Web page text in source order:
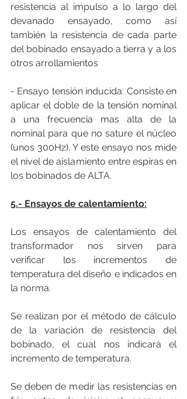
resistencia al impulso a lo largo del
devanado ensayado, como así
también la resistencia de cada parte
del bobinado ensayado a tierra y a los
otros arrollamientos
- Ensayo tensión inducida: Consiste en
aplicar el doble de la tensión nominal
a una frecuencia mas alta de la
nominal para que no sature el núcleo
(unos 300Hz). Y este ensayo nos mide
el nivel de aislamiento entre espiras en
los bobinados de ALTA.
5.- Ensayos de calentamiento:
Los ensayos de calentamiento del
transformador nos sirven para
verificar los incrementos de
temperatura del diseño e indicados en
la norma.
Se realizan por el método de cálculo
de la variación de resistencia del
bobinado, el cual nos indicará el
incremento de temperatura.
Se deben de medir las resistencias en